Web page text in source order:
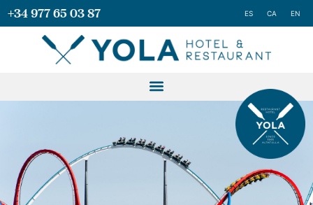
+34 977 65 03 87 ES CA EN